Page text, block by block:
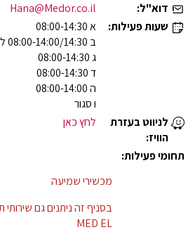
דוא"ל:
Hana@Medor.co.il
שעות פעילות:
א 08:00-14:30
ב 08:00-14:00/14:30 לסירוגין
ג 08:00-14:30
ד 08:00-14:30
ה 08:00-14:00
ו סגור
לניווט בעזרת
הוויז:
לחץ כאן
תחומי פעילות:
מכשירי שמיעה
בסניף זה ניתנים גם
MED EL